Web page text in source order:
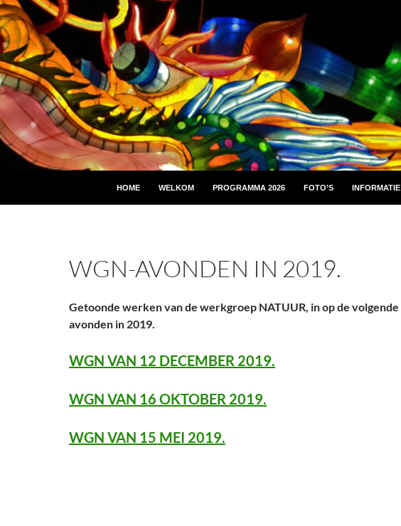
HOME WELKOM PROGRAMMA 2026 FOTO’S INFORMATIE
WGN-AVONDEN IN 2019.
Getoonde werken van de werkgroep NATUUR, in op de volgende
avonden in 2019.
WGN VAN 12 DECEMBER 2019.
WGN VAN 16 OKTOBER 2019.
WGN VAN 15 MEI 2019.